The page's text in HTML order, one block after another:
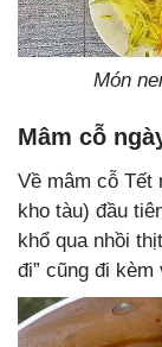
Món
Mâm cỗ
Về mâm cỗ Tết
kho tàu) đầu
khổ qua nhồi
đi” cũng đi